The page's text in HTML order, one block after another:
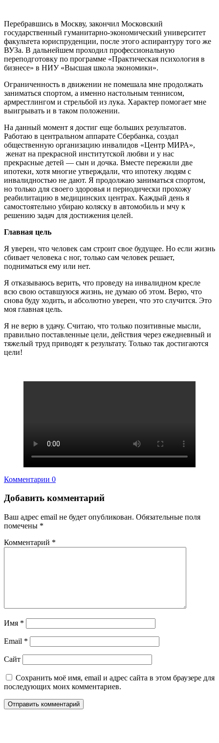
Перебравшись в Москву, закончил Московский
государственный гуманитарно-экономический университет
факультета юриспруденции, после этого аспирантуру того же
ВУЗа. В дальнейшем проходил профессиональную
переподготовку по программе «Практическая психология в
бизнесе» в НИУ «Высшая школа экономики».
Ограниченность в движении не помешала мне продолжать
заниматься спортом, а именно настольным теннисом,
армрестлингом и стрельбой из лука. Характер помогает мне
выигрывать и в таком положении.
На данный момент я достиг еще больших результатов.
Работаю в центральном аппарате Сбербанка, создал
общественную организацию инвалидов «Центр МИРА»,
женат на прекрасной институтской любви и у нас
прекрасные детей — сын и дочка. Вместе пережили две
ипотеки, хотя многие утверждали, что ипотеку людям с
инвалидностью не дают. Я продолжаю заниматься спортом,
но только для своего здоровья и периодически прохожу
реабилитацию в медицинских центрах. Каждый день я
самостоятельно убираю коляску в автомобиль и мчу к
решению задач для достижения целей.
Главная цель
Я уверен, что человек сам строит свое будущее. Но если жизнь
сбивает человека с ног, только сам человек решает,
подниматься ему или нет.
Я отказываюсь верить, что проведу на инвалидном кресле
всю свою оставшуюся жизнь, не думаю об этом. Верю, что
снова буду ходить, и абсолютно уверен, что это случится. Это
моя главная цель.
Я не верю в удачу. Считаю, что только позитивные мысли,
правильно поставленные цели, действия через ежедневный и
тяжелый труд приводят к результату. Только так достигаются
цели!
Комментарии 0
Добавить комментарий
Ваш адрес email не будет опубликован. Обязательные поля
помечены *
Комментарий *
Имя *
Email *
Сайт
Сохранить моё имя, email и адрес сайта в этом браузере для
последующих моих комментариев.